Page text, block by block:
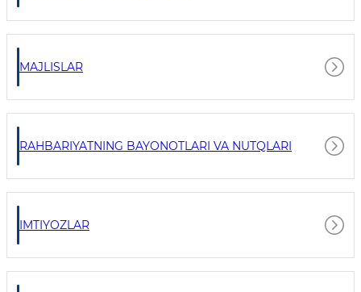
MAJLISLAR
RAHBARIYATNING BAYONOTLARI VA NUTQLARI
IMTIYOZLAR